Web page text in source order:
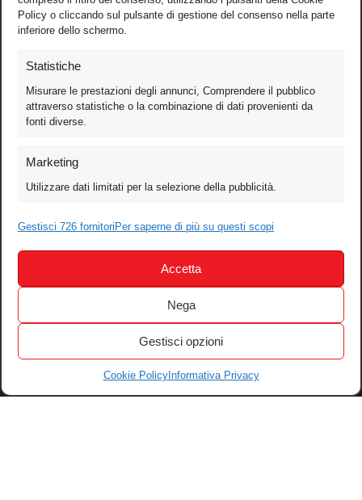
Policy o cliccando sul pulsante di gestione del consenso nella parte
inferiore dello schermo.
Statistiche
Misurare le prestazioni degli annunci, Comprendere il pubblico
attraverso statistiche o la combinazione di dati provenienti da
fonti diverse.
Marketing
Utilizzare dati limitati per la selezione della pubblicità.
Gestisci 726 fornitori Per saperne di più su questi scopi
Accetta
Nega
Gestisci opzioni
Cookie PolicyInformativa Privacy
Games
Test
Audio
Festival & Concorsi
Iscriviti alla newsletter